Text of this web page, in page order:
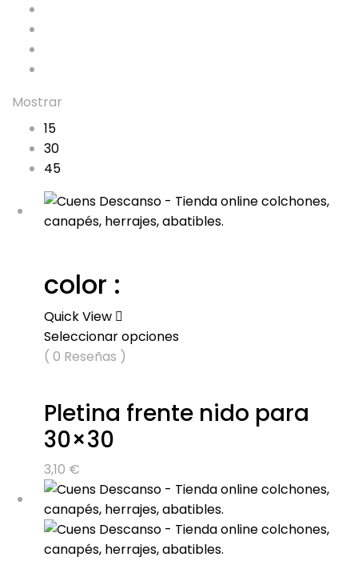
Mostrar
15
30
45
color :
Quick View
Seleccionar opciones
( 0 Reseñas )
Pletina frente nido para
30×30
3,10 €